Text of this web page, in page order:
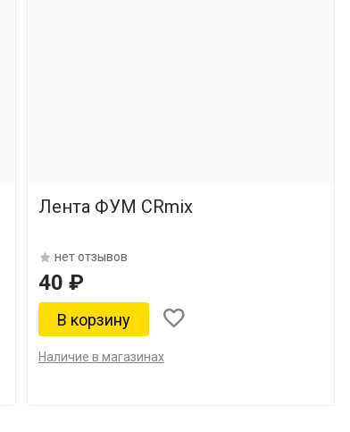
Лента ФУМ CRmix
нет отзывов
40 ₽
Наличие в магазинах